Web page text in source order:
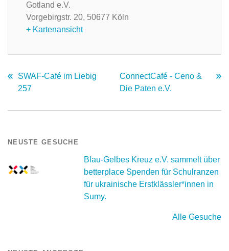
Gotland e.V.
Vorgebirgstr. 20, 50677 Köln
+ Kartenansicht
SWAF-Café im Liebig
257
ConnectCafé - Ceno &
Die Paten e.V.
NEUSTE GESUCHE
Blau-Gelbes Kreuz e.V. sammelt über
betterplace Spenden für Schulranzen
für ukrainische Erstklässler*innen in
Sumy.
Alle Gesuche